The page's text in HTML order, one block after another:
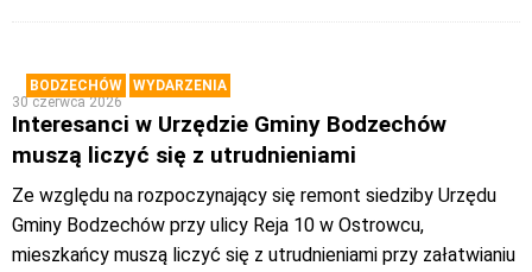
BODZECHÓW
WYDARZENIA
30 czerwca 2026
Interesanci w Urzędzie Gminy Bodzechów
muszą liczyć się z utrudnieniami
Ze względu na rozpoczynający się remont siedziby Urzędu
Gminy Bodzechów przy ulicy Reja 10 w Ostrowcu,
mieszkańcy muszą liczyć się z utrudnieniami przy załatwianiu